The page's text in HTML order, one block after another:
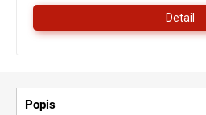
Detail
Popis